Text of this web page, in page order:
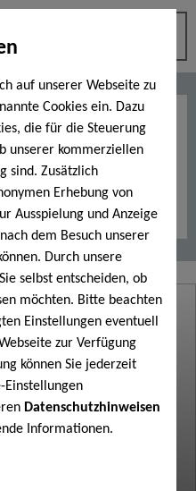
auf unserer Webseite zu
Cookies ein. Dazu
die für die Steuerung
unserer kommerziellen
sind. Zusätzlich
Erhebung von
Ausspielung und Anzeige
dem Besuch unserer
Durch unsere
selbst entscheiden, ob
möchten. Bitte beachten
Einstellungen eventuell
zur Verfügung
können Sie jederzeit
Einstellungen
Datenschutzhinweisen
Informationen.